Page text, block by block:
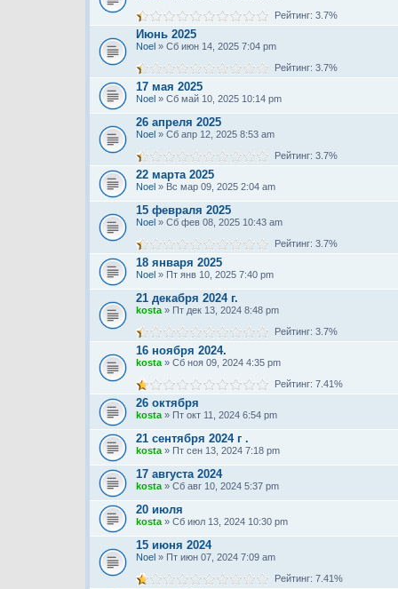
Рейтинг: 3.7%
Июнь 2025
Noel » Сб июн 14, 2025 7:04 pm
Рейтинг: 3.7%
17 мая 2025
Noel » Сб май 10, 2025 10:14 pm
26 апреля 2025
Noel » Сб апр 12, 2025 8:53 am
Рейтинг: 3.7%
22 марта 2025
Noel » Вс мар 09, 2025 2:04 am
15 февраля 2025
Noel » Сб фев 08, 2025 10:43 am
Рейтинг: 3.7%
18 января 2025
Noel » Пт янв 10, 2025 7:40 pm
21 декабря 2024 г.
kosta » Пт дек 13, 2024 8:48 pm
Рейтинг: 3.7%
16 ноября 2024.
kosta » Сб ноя 09, 2024 4:35 pm
Рейтинг: 7.41%
26 октября
kosta » Пт окт 11, 2024 6:54 pm
21 сентября 2024 г .
kosta » Пт сен 13, 2024 7:18 pm
17 августа 2024
kosta » Сб авг 10, 2024 5:37 pm
20 июля
kosta » Сб июл 13, 2024 10:30 pm
15 июня 2024
Noel » Пт июн 07, 2024 7:09 am
Рейтинг: 7.41%